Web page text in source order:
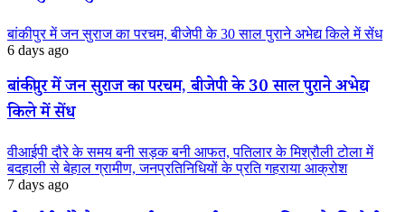
बांकीपुर में जन सुराज का परचम, बीजेपी के 30 साल पुराने अभेद्य किले में सेंध
6 days ago
बांकीपुर में जन सुराज का परचम, बीजेपी के 30 साल पुराने अभेद्य
किले में सेंध
वीआईपी दौरे के समय बनी सड़क बनी आफत, पतिलार के मिश्रौली टोला में
बदहाली से बेहाल ग्रामीण, जनप्रतिनिधियों के प्रति गहराया आक्रोश
7 days ago